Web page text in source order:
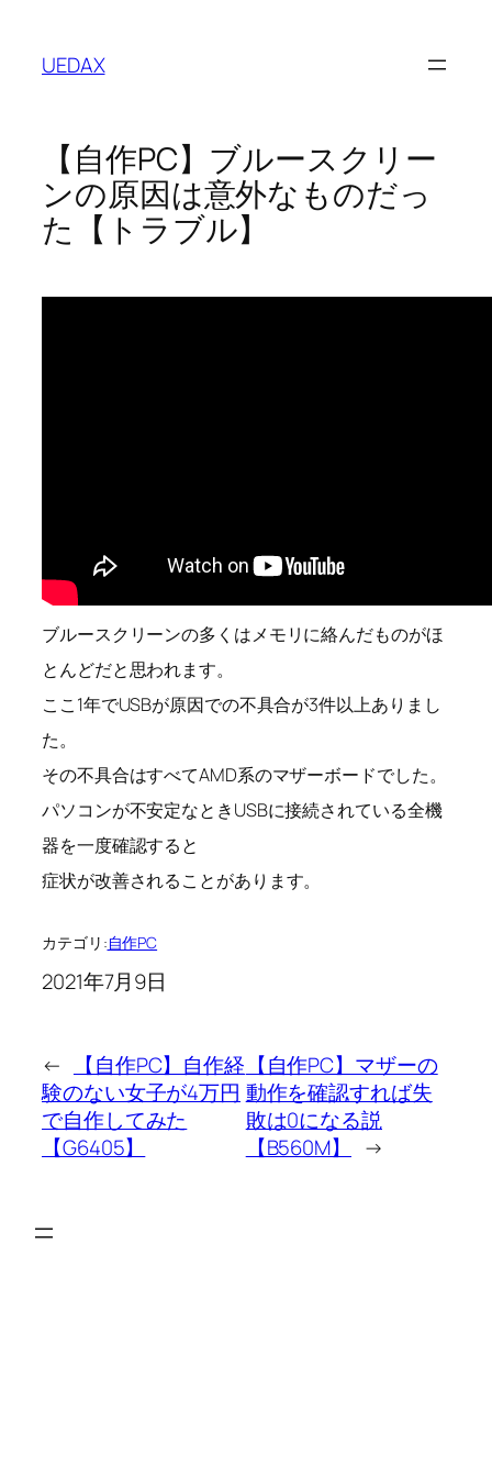
UEDAX
【自作PC】ブルースクリー
ンの原因は意外なものだっ
た【トラブル】
ブルースクリーンの多くはメモリに絡んだものがほ
とんどだと思われます。
ここ1年でUSBが原因での不具合が3件以上ありまし
た。
その不具合はすべてAMD系のマザーボードでした。
パソコンが不安定なときUSBに接続されている全機
器を一度確認すると
症状が改善されることがあります。
カテゴリ:自作PC
2021年7月9日
←
【自作PC】自作経
験のない女子が4万円
で自作してみた
【G6405】
【自作PC】マザーの
動作を確認すれば失
敗は0になる説
【B560M】
→